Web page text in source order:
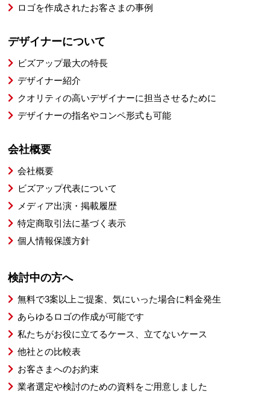
ロゴを作成されたお客さまの事例
デザイナーについて
ビズアップ最大の特長
デザイナー紹介
クオリティの高いデザイナーに担当させるために
デザイナーの指名やコンペ形式も可能
会社概要
会社概要
ビズアップ代表について
メディア出演・掲載履歴
特定商取引法に基づく表示
個人情報保護方針
検討中の方へ
無料で3案以上ご提案、気にいった場合に料金発生
あらゆるロゴの作成が可能です
私たちがお役に立てるケース、立てないケース
他社との比較表
お客さまへのお約束
業者選定や検討のための資料をご用意しました